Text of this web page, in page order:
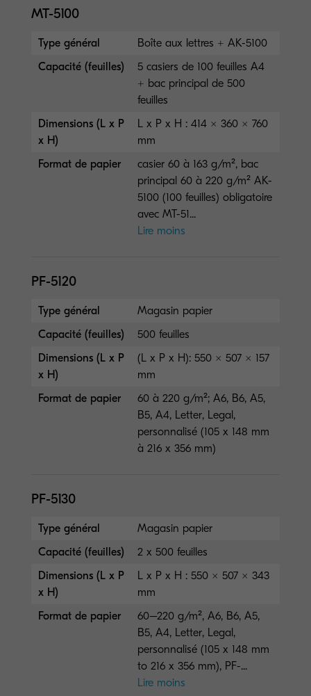
MT-5100
Type général
Boîte aux lettres + AK-5100
Capacité (feuilles)
5 casiers de 100 feuilles A4
+ bac principal de 500
feuilles
Dimensions (L x P
x H)
L x P x H : 414 × 360 × 760
mm
Format de papier
casier 60 à 163 g/m², bac
principal 60 à 220 g/m² AK-
5100 (100 feuilles) obligatoire
avec MT-51...
Lire moins
PF-5120
Type général
Magasin papier
Capacité (feuilles)
500 feuilles
Dimensions (L x P
x H)
(L x P x H): 550 × 507 × 157
mm
Format de papier
60 à 220 g/m²; A6, B6, A5,
B5, A4, Letter, Legal,
personnalisé (105 x 148 mm
à 216 x 356 mm)
PF-5130
Type général
Magasin papier
Capacité (feuilles)
2 x 500 feuilles
Dimensions (L x P
x H)
L x P x H : 550 × 507 × 343
mm
Format de papier
60–220 g/m², A6, B6, A5,
B5, A4, Letter, Legal,
personnalisé (105 x 148 mm
to 216 x 356 mm), PF-...
Lire moins